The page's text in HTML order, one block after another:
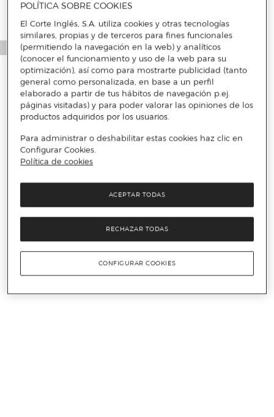
POLÍTICA SOBRE COOKIES
El Corte Inglés, S.A. utiliza cookies y otras tecnologías
similares, propias y de terceros para fines funcionales
(permitiendo la navegación en la web) y analíticos
(conocer el funcionamiento y uso de la web para su
optimización), así como para mostrarte publicidad (tanto
general como personalizada, en base a un perfil
elaborado a partir de tus hábitos de navegación p.ej.
páginas visitadas) y para poder valorar las opiniones de los
productos adquiridos por los usuarios.
Para administrar o deshabilitar estas cookies haz clic en
Configurar Cookies.
Política de cookies
RECHAZAR TODAS
ACEPTAR TODAS
CONFIGURAR COOKIES